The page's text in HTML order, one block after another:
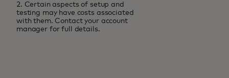
2. Certain aspects of setup and
testing may have costs associated
with them. Contact your account
manager for full details.